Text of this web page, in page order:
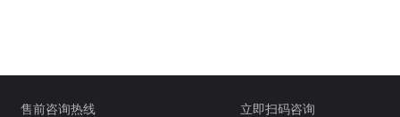
售前咨询热线 立即扫码咨询